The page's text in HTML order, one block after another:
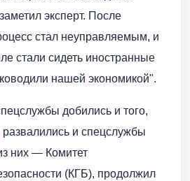
эксперт. После
стал неуправляемым, и
стали сидеть иностранные
нашей экономикой".
добились и того,
и спецслужбы
них — Комитет
(КГБ), продолжил